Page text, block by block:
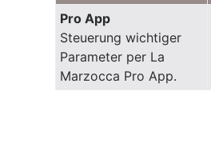
Pro App
Steuerung wichtiger
Parameter per La
Marzocca Pro App.